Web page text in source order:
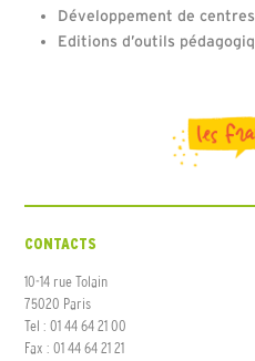
Développement de
Editions d’outils
CONTACTS
10-14 rue Tolain
75020 Paris
Tel : 01 44 64 21 00
Fax : 01 44 64 21 21